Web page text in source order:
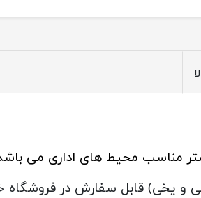
مناسب محیط های اداری می
و یخی) قابل سفارش در